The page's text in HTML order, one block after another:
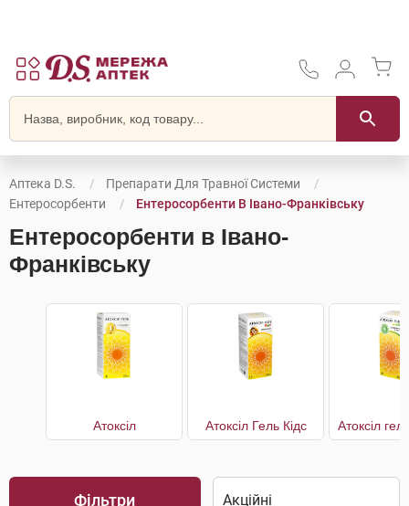
Аптека D.S.
Препарати Для Травної Системи
Ентеросорбенти
Ентеросорбенти В Івано-Франківську
Ентеросорбенти в Івано-
Франківську
Атоксіл Атоксіл Гель Кідс Атоксіл
Фільтри